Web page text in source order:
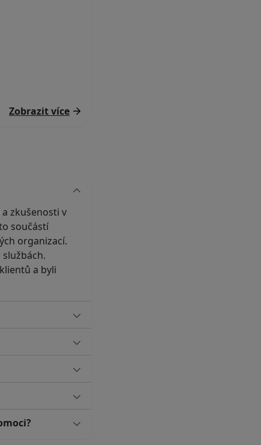
Zobrazit více
zkušenosti v
součástí
organizací.
a byli